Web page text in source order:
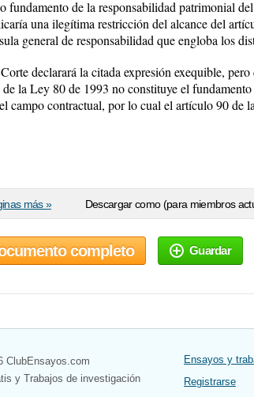
fundamento de la responsabilidad patrimonial
una ilegítima restricción del alcance del
general de responsabilidad que engloba los
declarará la citada expresión exequible,
la Ley 80 de 1993 no constituye el
campo contractual, por lo cual el artículo 90 de
Descargar como (para miembros
más »
completo Guardar
ClubEnsayos.com
y Trabajos de investigación
Ensayos y
Registrarse